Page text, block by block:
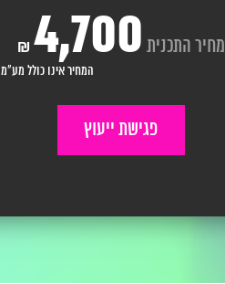
מחיר התכנית 4,700
₪
המחיר אינו כולל מע"מ
פגישת ייעוץ